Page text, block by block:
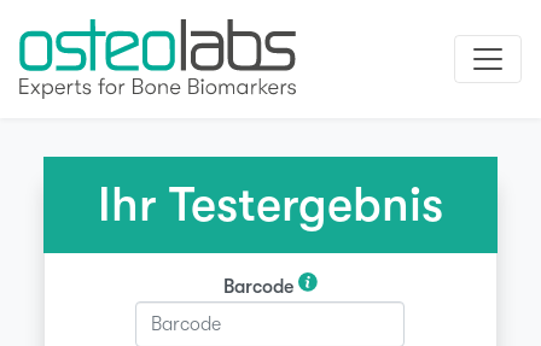
Ihr Testergebnis
Barcode